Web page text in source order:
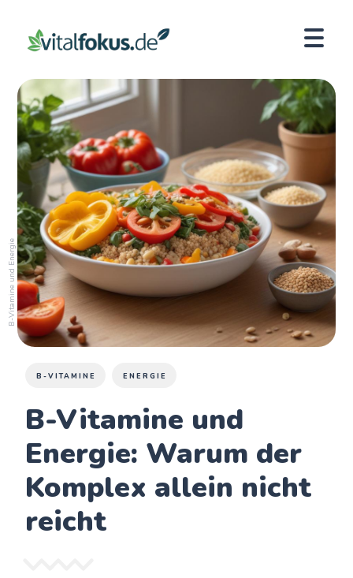
B-Vitamine und Energie
B-VITAMINE ENERGIE
B-Vitamine und
Energie: Warum der
Komplex allein nicht
reicht